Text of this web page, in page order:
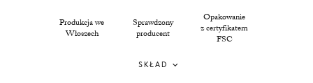
Produkcja we
Włoszech
Sprawdzony
producent
Opakowanie
z certyfikatem
FSC
SKŁAD